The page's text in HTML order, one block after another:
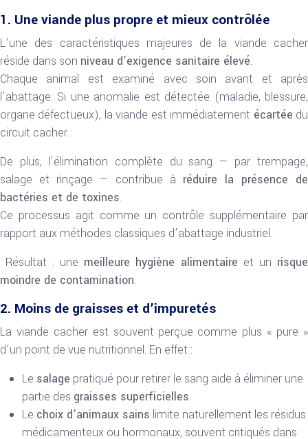
1. Une viande plus propre et mieux contrôlée
L’une des caractéristiques majeures de la viande cacher
réside dans son niveau d’exigence sanitaire élevé.
Chaque animal est examiné avec soin avant et après
l’abattage. Si une anomalie est détectée (maladie, blessure,
organe défectueux), la viande est immédiatement écartée du
circuit cacher.
De plus, l’élimination complète du sang — par trempage,
salage et rinçage — contribue à réduire la présence de
bactéries et de toxines.
Ce processus agit comme un contrôle supplémentaire par
rapport aux méthodes classiques d’abattage industriel.
️ Résultat : une meilleure hygiène alimentaire et un risque
moindre de contamination.
2. Moins de graisses et d’impuretés
La viande cacher est souvent perçue comme plus « pure »
d’un point de vue nutritionnel. En effet :
Le salage pratiqué pour retirer le sang aide à éliminer une
partie des graisses superficielles.
Le choix d’animaux sains limite naturellement les résidus
médicamenteux ou hormonaux, souvent critiqués dans